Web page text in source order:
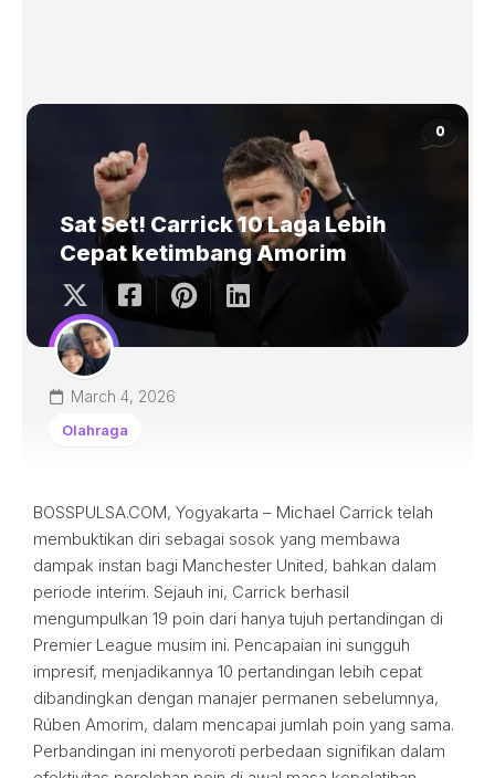
0
Sat Set! Carrick 10 Laga Lebih
Cepat ketimbang Amorim
March 4, 2026
Olahraga
BOSSPULSA.COM, Yogyakarta – Michael Carrick telah
membuktikan diri sebagai sosok yang membawa
dampak instan bagi Manchester United, bahkan dalam
periode interim. Sejauh ini, Carrick berhasil
mengumpulkan 19 poin dari hanya tujuh pertandingan di
Premier League musim ini. Pencapaian ini sungguh
impresif, menjadikannya 10 pertandingan lebih cepat
dibandingkan dengan manajer permanen sebelumnya,
Rúben Amorim, dalam mencapai jumlah poin yang sama.
Perbandingan ini menyoroti perbedaan signifikan dalam